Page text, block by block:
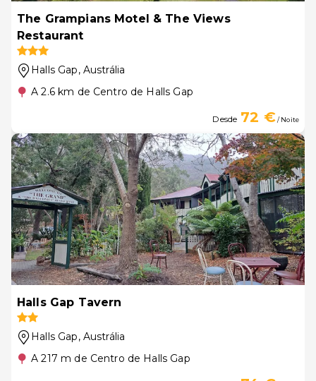
The Grampians Motel & The Views
Restaurant
Halls Gap, Austrália
A 2.6 km de Centro de Halls Gap
Desde 72 €/ Noite
Halls Gap Tavern
Halls Gap, Austrália
A 217 m de Centro de Halls Gap